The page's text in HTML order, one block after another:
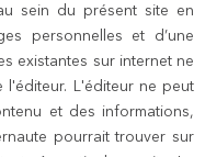
sein du présent site en
personnelles et d’une
existantes sur internet ne
l'éditeur. L'éditeur ne peut
et des informations,
pourrait trouver sur